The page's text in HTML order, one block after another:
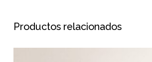
Productos relacionados